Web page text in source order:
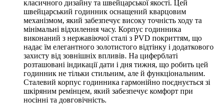
класичного дизайну та швейцарської якості. Цей
швейцарський годинник оснащений кварцовим
механізмом, який забезпечує високу точність ходу та
мінімальні відхилення часу. Корпус годинника
виконаний з нержавіючої сталі з PVD покриттям, що
надає їм елегантного золотистого відтінку і додаткового
захисту від зовнішніх впливів. На циферблаті
розташовані індикації дати і дня тижня, що робить цей
годинник не тільки стильним, але й функціональним.
Сталевий корпус годинника гармонійно поєднується зі
шкіряним ремінцем, який забезпечує комфорт при
носінні та довговічність.